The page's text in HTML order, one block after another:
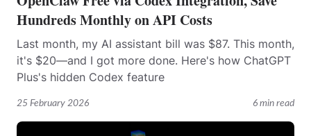
25 February 2026 6 min read
Hundreds Monthly on API Costs
Last month, my AI assistant bill was $87. This month,
it's $20—and I got more done. Here's how ChatGPT
Plus's hidden Codex feature